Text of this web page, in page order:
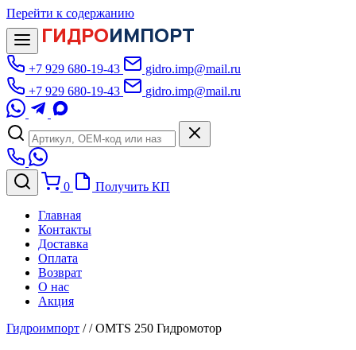
Перейти к содержанию
ГИДРОИМПОРТ
+7 929 680-19-43
gidro.imp@mail.ru
+7 929 680-19-43
gidro.imp@mail.ru
0 Получить КП
Главная
Контакты
Доставка
Оплата
Возврат
О нас
Акция
Гидроимпорт //OMTS 250 Гидромотор